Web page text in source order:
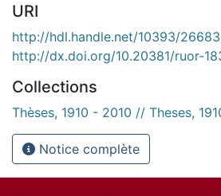
URI
http://hdl.handle.net/10393/26683
http://dx.doi.org/10.20381/ruor-
Collections
Thèses, 1910 - 2010 // Theses,
Notice complète